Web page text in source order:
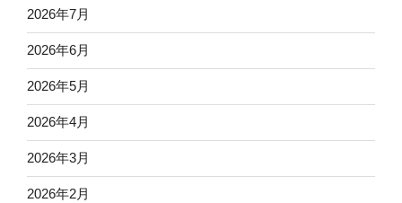
2026年7月
2026年6月
2026年5月
2026年4月
2026年3月
2026年2月